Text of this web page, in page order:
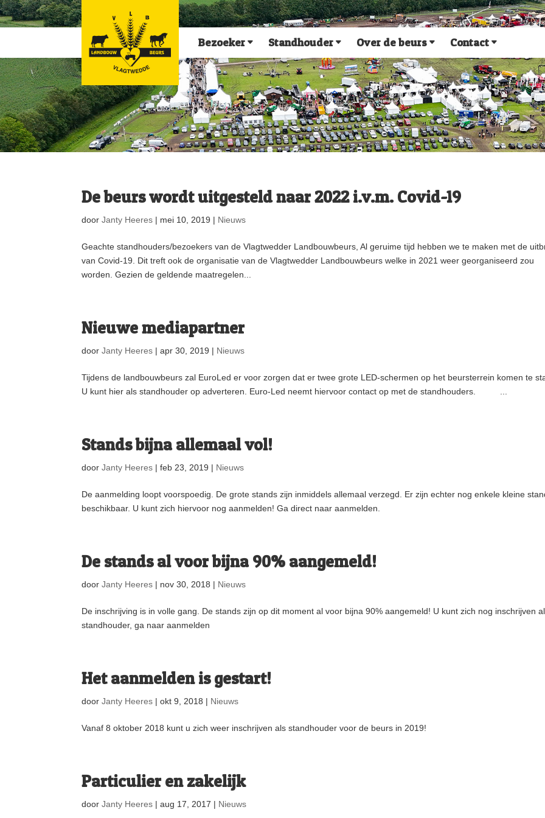
Bezoeker Standhouder Over de beurs Contact
De beurs wordt uitgesteld naar 2022 i.v.m. Covid-19
doorJanty Heeres | mei 10, 2019 | Nieuws
Geachte standhouders/bezoekers van de Vlagtwedder Landbouwbeurs, Al geruime tijd hebben we te maken met de
van Covid-19. Dit treft ook de organisatie van de Vlagtwedder Landbouwbeurs welke in 2021 weer georganiseerd zou
worden. Gezien de geldende maatregelen...
Nieuwe mediapartner
doorJanty Heeres |apr 30, 2019 | Nieuws
Tijdens de landbouwbeurs zal EuroLed er voor zorgen dat er twee grote LED-schermen op het beursterrein komen te
U kunt hier als standhouder op adverteren. Euro-Led neemt hiervoor contact op met de standhouders. ...
Stands bijna allemaal vol!
doorJanty Heeres |feb 23, 2019 | Nieuws
De aanmelding loopt voorspoedig. De grote stands zijn inmiddels allemaal verzegd. Er zijn echter nog enkele kleine
beschikbaar. U kunt zich hiervoor nog aanmelden! Ga direct naar aanmelden.
De stands al voor bijna 90% aangemeld!
doorJanty Heeres | nov 30, 2018 | Nieuws
De inschrijving is in volle gang. De stands zijn op dit moment al voor bijna 90% aangemeld! U kunt zich nog inschrijven
standhouder, ga naar aanmelden
Het aanmelden is gestart!
doorJanty Heeres |okt 9, 2018 | Nieuws
Vanaf 8 oktober 2018 kunt u zich weer inschrijven als standhouder voor de beurs in 2019!
Particulier en zakelijk
doorJanty Heeres |aug 17, 2017 | Nieuws